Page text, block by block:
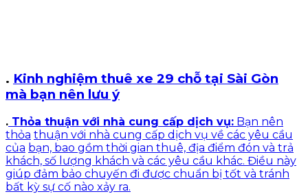
. Kinh nghiệm thuê xe 29 chỗ tại Sài Gòn
mà bạn nên lưu ý
. Thỏa thuận với nhà cung cấp dịch vụ: Bạn nên
thỏa thuận với nhà cung cấp dịch vụ về các yêu cầu
của bạn, bao gồm thời gian thuê, địa điểm đón và trả
khách, số lượng khách và các yêu cầu khác. Điều này
giúp đảm bảo chuyến đi được chuẩn bị tốt và tránh
bất kỳ sự cố nào xảy ra.